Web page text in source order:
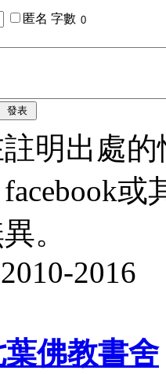
匿名 字數
發表
明出處
。
2016
佛教書舍